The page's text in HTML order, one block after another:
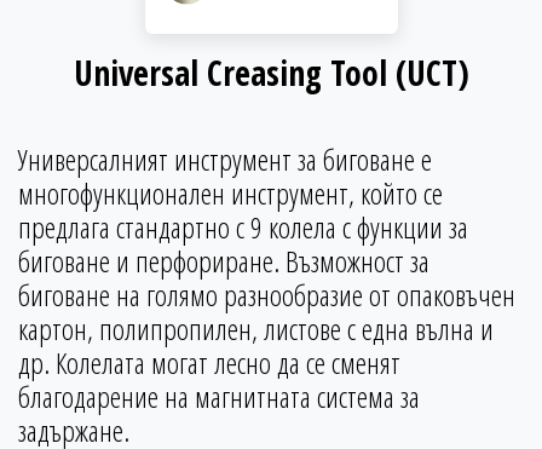
Universal Creasing Tool (UCT)
Универсалният инструмент за биговане е
многофункционален инструмент, който се
предлага стандартно с 9 колела с функции за
биговане и перфориране. Възможност за
биговане на голямо разнообразие от опаковъчен
картон, полипропилен, листове с една вълна и
др. Колелата могат лесно да се сменят
благодарение на магнитната система за
задържане.